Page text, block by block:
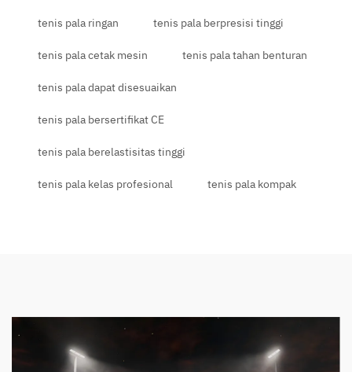
tenis pala ringan tenis pala berpresisi tinggi
tenis pala cetak mesin tenis pala tahan benturan
tenis pala dapat disesuaikan
tenis pala bersertifikat CE
tenis pala berelastisitas tinggi
tenis pala kelas profesional tenis pala kompak